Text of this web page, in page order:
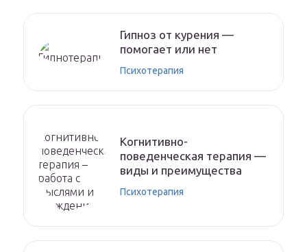
Гипноз от курения —
помогает или нет
Психотерапия
Когнитивно-
поведенческая терапия —
виды и преимущества
Психотерапия